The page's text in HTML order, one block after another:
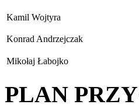
Kamil Wojtyra
Konrad Andrzejczak
Mikołaj Łabojko
PLAN